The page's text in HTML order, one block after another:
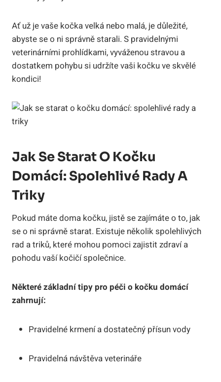
Ať už je vaše kočka velká nebo malá, je důležité,
abyste se o ni správně starali. S pravidelnými
veterinárními prohlídkami, vyváženou stravou a
dostatkem pohybu si udržíte vaši kočku ve skvělé
kondici!
Jak Se Starat O Kočku
Domácí: Spolehlivé Rady A
Triky
Pokud máte doma kočku, jistě se zajímáte o to, jak
se o ni správně starat. Existuje několik spolehlivých
rad a triků, které mohou pomoci zajistit zdraví a
pohodu vaší kočičí společnice.
Některé základní tipy pro péči o kočku domácí
zahrnují:
Pravidelné krmení a dostatečný přísun vody
Pravidelná návštěva veterináře